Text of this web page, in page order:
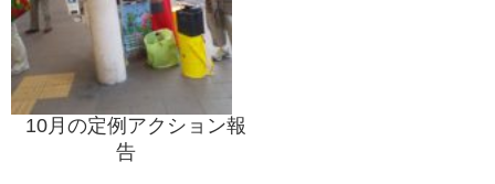
10月の定例アクション報
告